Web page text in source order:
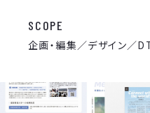
SCOPE
企画・編集／デザイン／